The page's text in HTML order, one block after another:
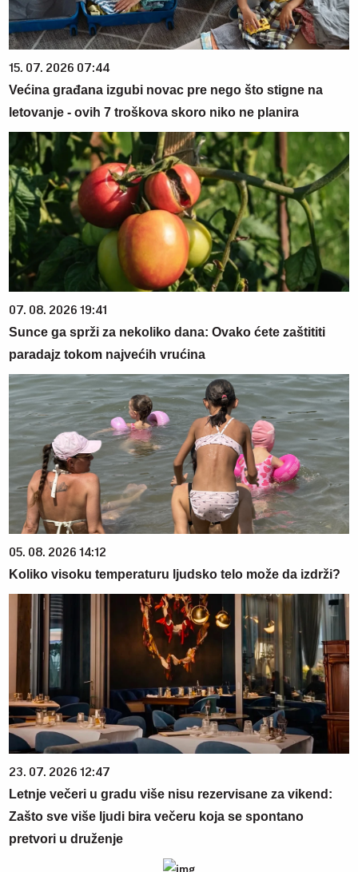
15. 07. 2026 07:44
Većina građana izgubi novac pre nego što stigne na
letovanje - ovih 7 troškova skoro niko ne planira
07. 08. 2026 19:41
Sunce ga sprži za nekoliko dana: Ovako ćete zaštititi
paradajz tokom najvećih vrućina
05. 08. 2026 14:12
Koliko visoku temperaturu ljudsko telo može da izdrži?
23. 07. 2026 12:47
Letnje večeri u gradu više nisu rezervisane za vikend:
Zašto sve više ljudi bira večeru koja se spontano
pretvori u druženje